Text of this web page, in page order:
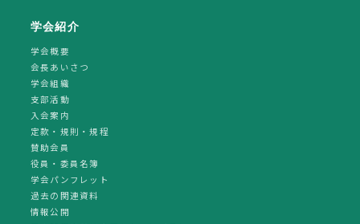
学会紹介
学会概要
会長あいさつ
学会組織
支部活動
入会案内
定款・規則・規程
賛助会員
役員・委員名簿
学会パンフレット
過去の関連資料
情報公開